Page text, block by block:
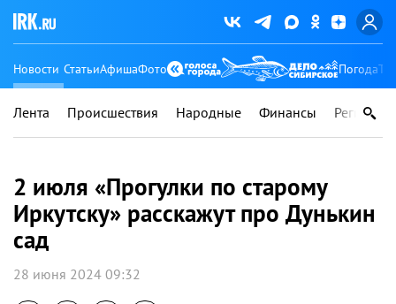
Новости СтатьиАфишаФото Погода
Лента Происшествия Народные Финансы Регионы
2 июля «Прогулки по старому
Иркутску» расскажут про Дунькин
сад
28 июня 2024 09:32